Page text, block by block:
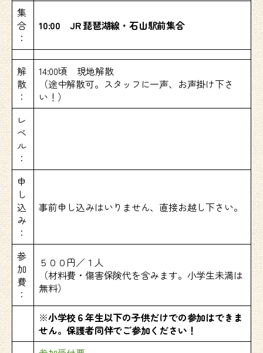
集
合
：
10:00 JR 琵琶湖線・石山駅前集合
解
散
：
14:00頃 現地解散
（途中解散可。スタッフに一声、お声掛け下さ
い！）
レ
ベ
ル
：
申
し
込
み
：
事前申し込みはいりません、直接お越し下さい。
参
加
費
：
５００円／１人
（材料費・傷害保険代を含みます。小学生未満は
無料）
※小学校６年生以下の子供だけでの参加はできま
せん。保護者同伴でご参加ください！